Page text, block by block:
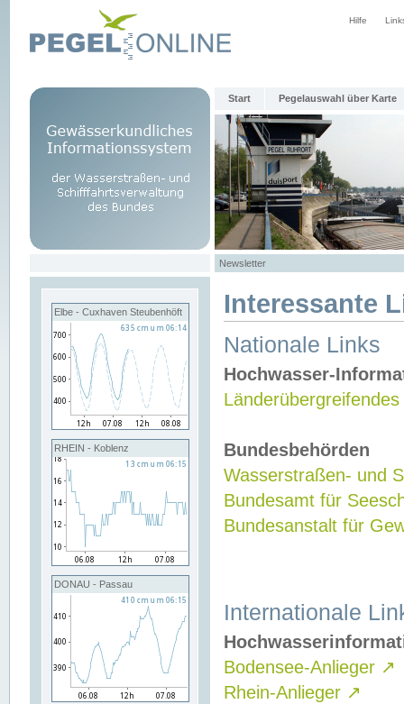
Hilfe
Start Pegelauswahl über Karte
Newsletter
Elbe - Cuxhaven Steubenhöft
RHEIN - Koblenz
DONAU - Passau
Interessante
Nationale Links
Hochwasser-
Bundesbehörden
Wasserstraßen- und
Bundesamt für
Bundesanstalt für
Internationale
Bodensee-Anlieger ↗
Rhein-Anlieger ↗